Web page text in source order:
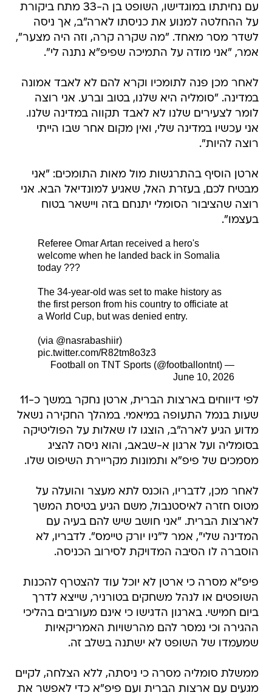
עם נחיתתו במוגדישו, השופט בן ה-33 מתח ביקורת
על ההחלטה למנוע את כניסתו לארה"ב, אך ניסה
לשדר מסר מאחד. "מה שקרה קרה, וזה היה מצער",
אמר, "אני מודה על התמיכה שפיפ"א נתנה לי".
לאחר מכן פנה לתומכיו וקרא להם לא לאבד אמונה
במדינה. "סומליה היא שלנו, בטוב וברע. אני רוצה
לומר לצעירים שלנו לא לאבד תקווה במדינה שלנו.
אני עכשיו במדינה שלי, ואין מקום אחר שבו הייתי
רוצה להיות".
ארטן הוסיף בהתרגשות מול מאות התומכים: "אני
מבטיח לכם, בעזרת האל, שאגיע למונדיאל הבא. אני
רוצה שהציבור הסומלי יתנחם בזה ויישאר בטוח
בעצמו".
Referee Omar Artan received a hero's
welcome when he landed back in Somalia
today ???
The 34-year-old was set to make history as
the first person from his country to officiate at
a World Cup, but was denied entry.
(via @nasrabashiir)
pic.twitter.com/R82tm8o3z3
— Football on TNT Sports (@footballontnt)
June 10, 2026
לפי דיווחים בארצות הברית, ארטן נחקר במשך כ-11
שעות בנמל התעופה במיאמי. במהלך החקירה נשאל
מדוע הגיע לארה"ב, הוצגו לו שאלות על הפוליטיקה
בסומליה ועל ארגון א-שבאב, והוא ניסה להציג
מסמכים של פיפ"א ותמונות מקריירת השיפוט שלו.
לאחר מכן, לדבריו, הוכנס לתא מעצר והועלה על
מטוס חזרה לאיסטנבול, משם הגיע בטיסת המשך
לארצות הברית. "אני חושב שיש להם בעיה עם
המדינה שלי", אמר ל"ניו יורק טיימס". לדבריו, לא
הוסברה לו הסיבה המדויקת לסירוב הכניסה.
פיפ"א מסרה כי ארטן לא יוכל עוד להצטרף להכנות
השופטים או לנהל משחקים בטורניר, שייצא לדרך
ביום חמישי. בארגון הדגישו כי אינם מעורבים בהליכי
ההגירה וכי נמסר להם מהרשויות האמריקאיות
שמעמדו של השופט לא ישתנה בשלב זה.
ממשלת סומליה מסרה כי ניסתה, ללא הצלחה, לקיים
מגעים עם ארצות הברית ועם פיפ"א כדי לאפשר את